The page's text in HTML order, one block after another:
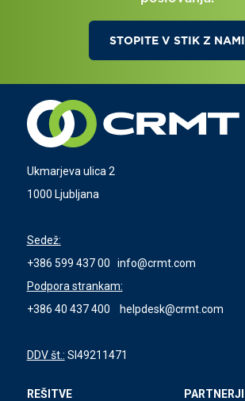
STOPITE V STIK Z NAMI
Ukmarjeva ulica 2
1000 Ljubljana
Sedež:
+386 599 437 00
info@crmt.com
Podpora strankam:
+386 40 437 400
helpdesk@crmt.com
DDV št.: SI49211471
REŠITVE
PARTNERJI